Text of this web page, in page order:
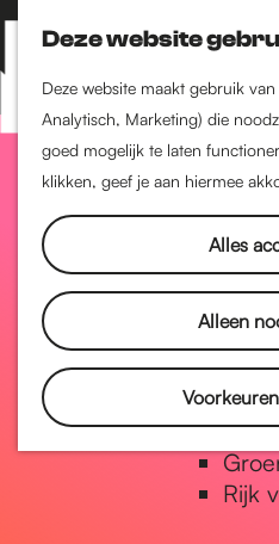
Deze website
Deze website maakt gebruik
Analytisch, Marketing) die
goed mogelijk te laten
klikken, geef je aan hiermee
Alles
Alleen
Z
o
e
k
e
K
a
a
r
t
M
e
n
Historie
De
Natuur in
Rijk